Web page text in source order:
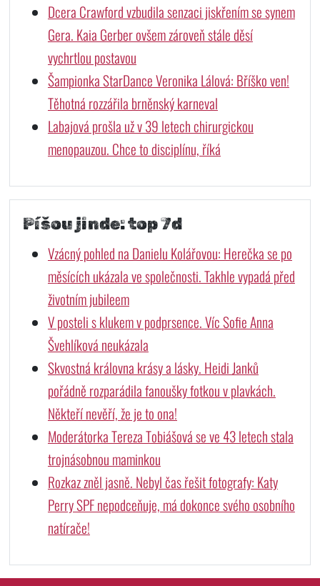
Dcera Crawford vzbudila senzaci jiskřením se synem
Gera. Kaia Gerber ovšem zároveň stále děsí
vychrtlou postavou
Šampionka StarDance Veronika Lálová: Bříško ven!
Těhotná rozzářila brněnský karneval
Labajová prošla už v 39 letech chirurgickou
menopauzou. Chce to disciplínu, říká
Píšou jinde: top 7d
Vzácný pohled na Danielu Kolářovou: Herečka se po
měsících ukázala ve společnosti. Takhle vypadá před
životním jubileem
V posteli s klukem v podprsence. Víc Sofie Anna
Švehlíková neukázala
Skvostná královna krásy a lásky. Heidi Janků
pořádně rozparádila fanoušky fotkou v plavkách.
Někteří nevěří, že je to ona!
Moderátorka Tereza Tobiášová se ve 43 letech stala
trojnásobnou maminkou
Rozkaz zněl jasně. Nebyl čas řešit fotografy: Katy
Perry SPF nepodceňuje, má dokonce svého osobního
natírače!